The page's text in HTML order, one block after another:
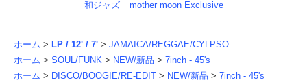
和ジャズ
mother moon Exclusive
ホーム > LP / 12' / 7' > JAMAICA/REGGAE/CYLPSO
ホーム > SOUL/FUNK > NEW/新品 > 7inch - 45's
ホーム > DISCO/BOOGIE/RE-EDIT > NEW/新品 > 7inch - 45's